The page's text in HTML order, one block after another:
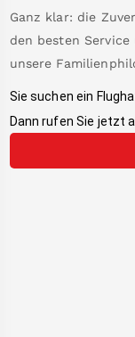
Ganz klar: die
den besten
unsere
Sie suchen ein
Dann rufen Sie jetzt